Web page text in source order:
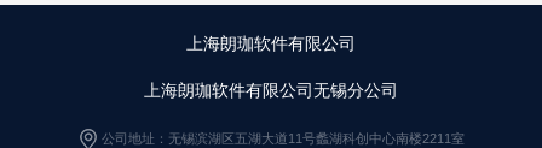
上海朗珈软件有限公司
上海朗珈软件有限公司无锡分公司
公司地址：无锡滨湖区五湖大道11号蠡湖科创中心南楼2211室